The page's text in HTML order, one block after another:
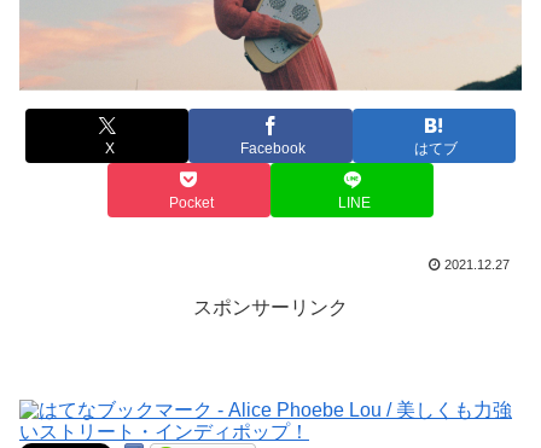
X Facebook はてブ
Pocket LINE
2021.12.27
スポンサーリンク